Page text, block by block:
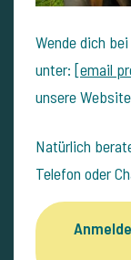
Wende dich
unter: [email
unsere
Natürlich
Telefon oder